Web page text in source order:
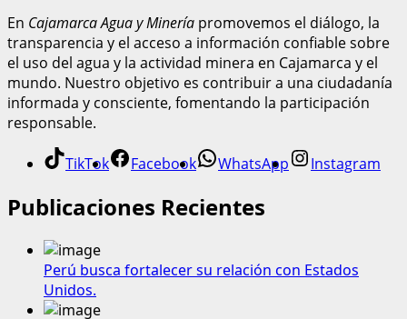
En Cajamarca Agua y Minería promovemos el diálogo, la
transparencia y el acceso a información confiable sobre
el uso del agua y la actividad minera en Cajamarca y el
mundo. Nuestro objetivo es contribuir a una ciudadanía
informada y consciente, fomentando la participación
responsable.
TikTok Facebook WhatsApp Instagram
Publicaciones Recientes
Perú busca fortalecer su relación con Estados
Unidos.